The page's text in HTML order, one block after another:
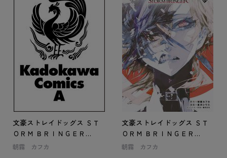
文豪ストレイドッグス ＳＴ
ＯＲＭ ＢＲＩＮＧＥＲ
（２）
朝霧 カフカ
文豪ストレイドッグス ＳＴ
ＯＲＭ ＢＲＩＮＧＥＲ
（１）
朝霧 カフカ